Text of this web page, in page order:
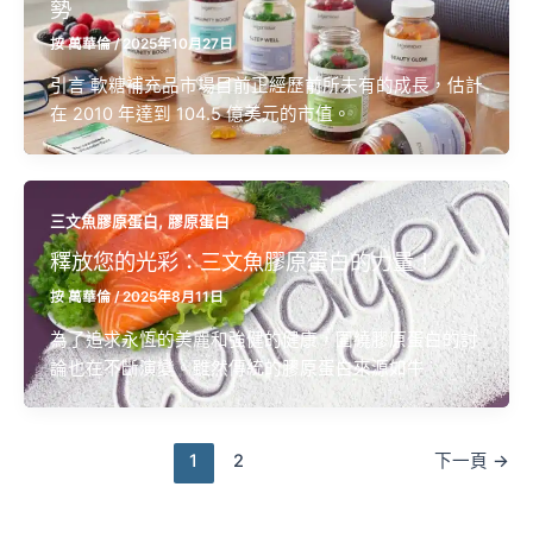
勢
按萬華倫/2025年10月27日
引言 軟糖補充品市場目前正經歷前所未有的成長，估計
在 2010 年達到 104.5 億美元的市值。
三文魚膠原蛋白,膠原蛋白
釋放您的光彩：三文魚膠原蛋白的力量！
按萬華倫/2025年8月11日
為了追求永恆的美麗和強健的健康，圍繞膠原蛋白的討
論也在不斷演變。雖然傳統的膠原蛋白來源如牛
1 2 下一頁 →